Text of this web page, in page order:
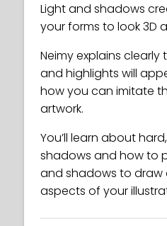
Light and shadows
your forms to look 3D
Neimy explains
and highlights will
how you can imitate
artwork.
You’ll learn about
shadows and how to
and shadows to
aspects of your